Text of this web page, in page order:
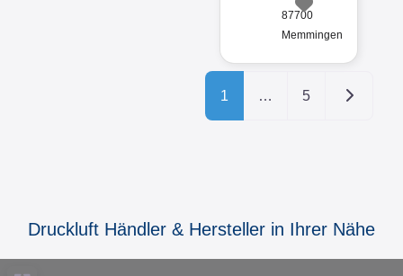
87700
Memmingen
Favorit
1 … 5 Ältere
Druckluft Händler & Hersteller in Ihrer Nähe